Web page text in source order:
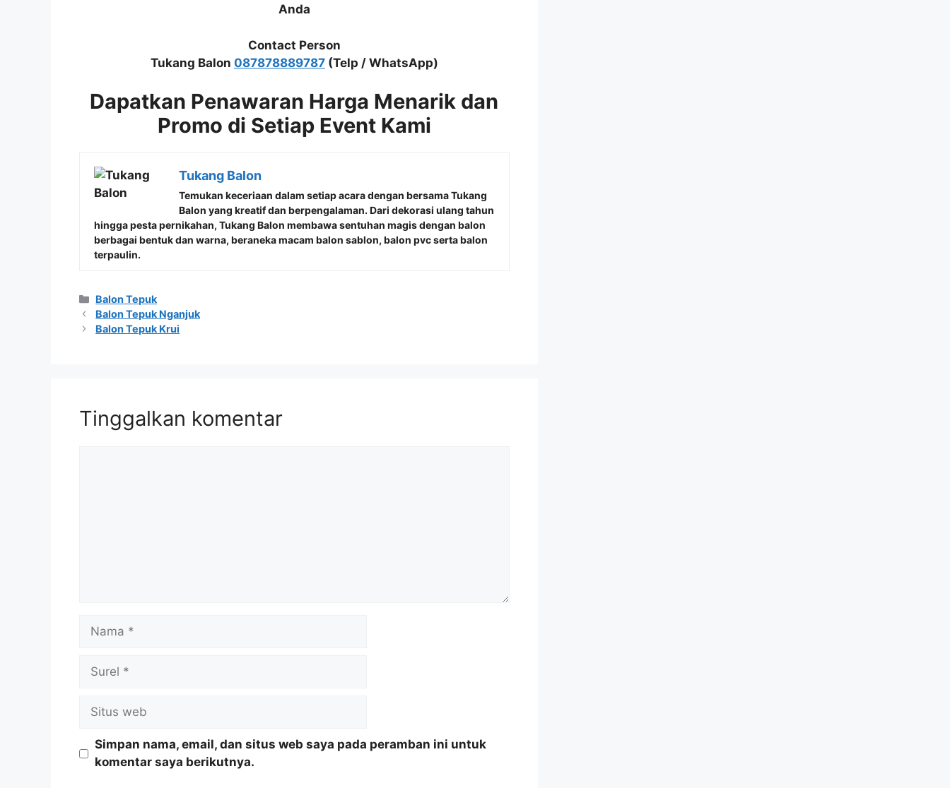
Anda
Contact Person
Tukang Balon 087878889787(Telp / WhatsApp)
Dapatkan Penawaran Harga Menarik dan
Promo di Setiap Event Kami
Tukang Balon
Temukan keceriaan dalam setiap acara dengan bersamaTukang
Balon yang kreatif dan berpengalaman. Dari dekorasi ulang tahun
hingga pesta pernikahan, Tukang Balon membawa sentuhan magis dengan balon
berbagai bentuk dan warna, beraneka macam balon sablon, balon pvc serta balon
terpaulin.
Kategori
Balon Tepuk
Balon Tepuk Nganjuk
Balon Tepuk Krui
Tinggalkan komentar
Nama
Surel
Situs
web
Simpan nama, email, dan situs web saya pada peramban ini untuk
komentar saya berikutnya.